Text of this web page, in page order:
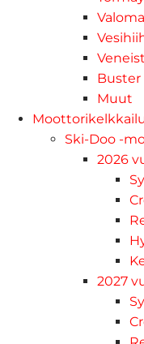
Muut
Ski-Doo -
2026
2027